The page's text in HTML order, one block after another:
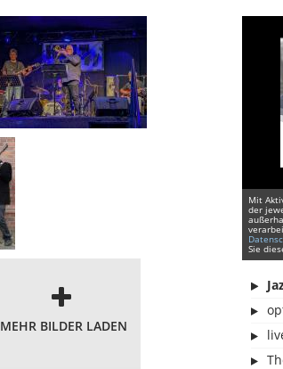
MEHR BILDER LADEN
Mit
der
Sie